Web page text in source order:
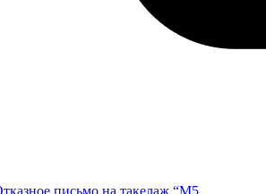
письмо на такелаж “M5